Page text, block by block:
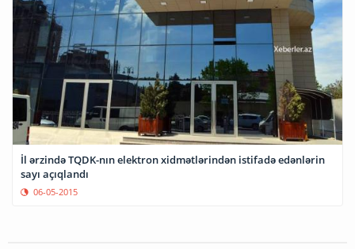
İl ərzində TQDK-nın elektron xidmətlərindən istifadə edənlərin
sayı açıqlandı
06-05-2015